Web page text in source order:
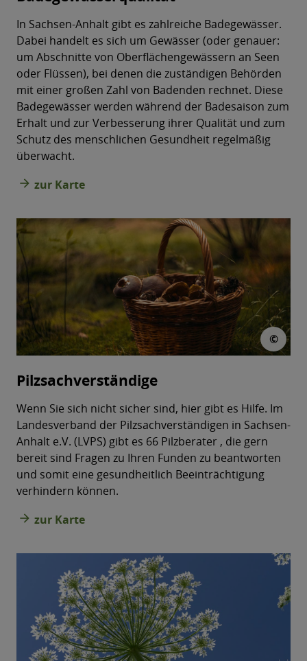
In Sachsen-Anhalt gibt es zahlreiche Badegewässer.
Dabei handelt es sich um Gewässer (oder genauer:
um Abschnitte von Oberflächengewässern an Seen
oder Flüssen), bei denen die zuständigen Behörden
mit einer großen Zahl von Badenden rechnet. Diese
Badegewässer werden während der Badesaison zum
Erhalt und zur Verbesserung ihrer Qualität und zum
Schutz des menschlichen Gesundheit regelmäßig
überwacht.
arrow_forward zur Karte
© ©
Pilzsachverständige
Wenn Sie sich nicht sicher sind, hier gibt es Hilfe. Im
Landesverband der Pilzsachverständigen in Sachsen-
Anhalt e.V. (LVPS) gibt es 66 Pilzberater , die gern
bereit sind Fragen zu Ihren Funden zu beantworten
und somit eine gesundheitlich Beeinträchtigung
verhindern können.
arrow_forward zur Karte